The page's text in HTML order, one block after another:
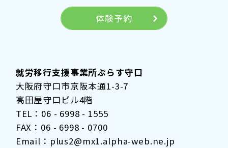
体験予約
就労移行支援事業所ぷらす守口
大阪府守口市京阪本通1-3-7
高田屋守口ビル4階
TEL：06 - 6998 - 1555
FAX：06 - 6998 - 0700
Email：plus2@mx1.alpha-web.ne.jp